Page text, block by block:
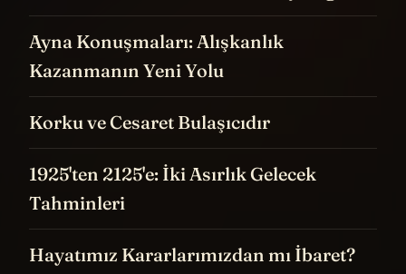
Ayna Konuşmaları: Alışkanlık
Kazanmanın Yeni Yolu
Korku ve Cesaret Bulaşıcıdır
1925'ten 2125'e: İki Asırlık Gelecek
Tahminleri
Hayatımız Kararlarımızdan mı İbaret?